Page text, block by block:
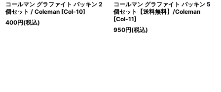
コールマン グラファイト パッキン 2
個セット / Coleman [Col-10]
400円(税込)
コールマン グラファイト パッキン 5
個セット【送料無料】/Coleman
[Col-11]
950円(税込)